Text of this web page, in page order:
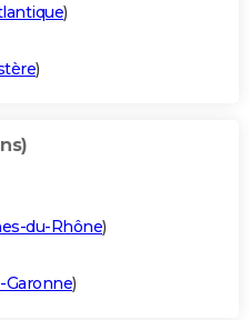
)
)
du-Rhône)
Garonne)